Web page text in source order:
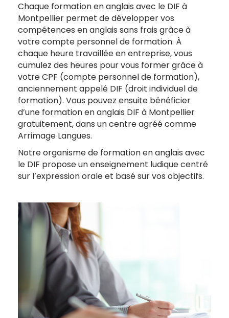
Chaque formation en anglais avec le DIF à
Montpellier permet de développer vos
compétences en anglais sans frais grâce à
votre compte personnel de formation. À
chaque heure travaillée en entreprise, vous
cumulez des heures pour vous former grâce à
votre CPF (compte personnel de formation),
anciennement appelé DIF (droit individuel de
formation). Vous pouvez ensuite bénéficier
d’une formation en anglais DIF à Montpellier
gratuitement, dans un centre agréé comme
Arrimage Langues.
Notre organisme de formation en anglais avec
le DIF propose un enseignement ludique centré
sur l’expression orale et basé sur vos objectifs.